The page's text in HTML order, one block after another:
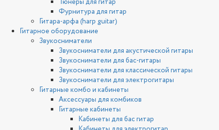
Тюнеры для гитар
Фурнитура для гитар
Гитара-арфа (harp guitar)
Гитарное оборудование
Звукосниматели
Звукосниматели для акустической гитары
Звукосниматели для бас-гитары
Звукосниматели для классической гитары
Звукосниматели для электрогитары
Гитарные комбо и кабинеты
Аксессуары для комбиков
Гитарные кабинеты
Кабинеты для бас гитар